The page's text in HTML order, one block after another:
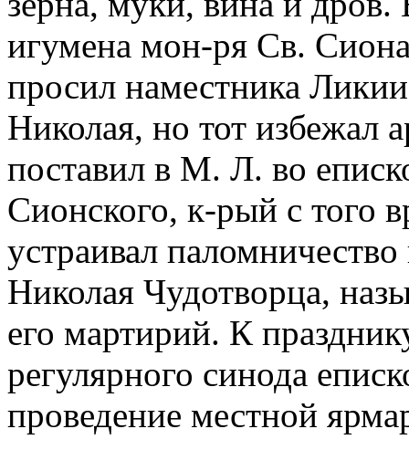
игумена мон-ря Св.
просил наместника
Николая, но тот избежал
поставил в М. Л. во
Сионского, к-рый с того
устраивал
Николая Чудотворца,
его мартирий. К
регулярного синода
проведение местной